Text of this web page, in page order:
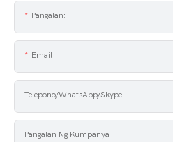
Pangalan:
Email
Telepono/WhatsApp/Skype
Pangalan Ng Kumpanya